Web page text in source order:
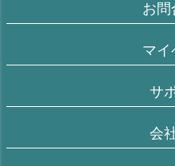
お問
マイ
サ
会